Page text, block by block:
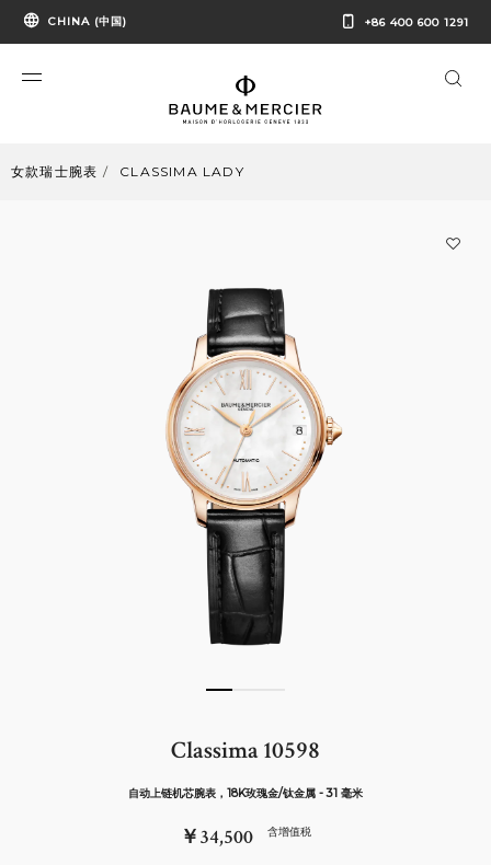
CHINA (中国) +86 400 600 1291
女款瑞士腕表 CLASSIMA LADY
Classima 10598
自动上链机芯腕表，18K玫瑰金/钛金属 - 31 毫米
￥34,500 含增值税